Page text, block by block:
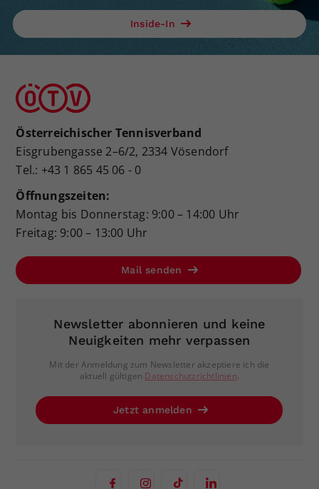
Inside-In
Österreichischer Tennisverband
Eisgrubengasse 2–6/2, 2334 Vösendorf
Tel.: +43 1 865 45 06 - 0
Öffnungszeiten:
Montag bis Donnerstag: 9:00 – 14:00 Uhr
Freitag: 9:00 – 13:00 Uhr
Mail senden
Newsletter abonnieren und keine
Neuigkeiten mehr verpassen
Mit der Anmeldung zum Newsletter akzeptiere ich die
aktuell gültigen Datenschutzrichtlinien.
Jetzt anmelden